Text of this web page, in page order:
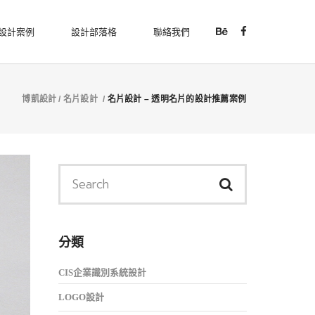
計案例 設計部落格 聯絡我們
博凱設計 / 名片設計 / 名片設計 – 透明名片的設計推薦案例
分類
CIS企業識別系統設計
LOGO設計